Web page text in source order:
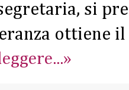
si
ottiene